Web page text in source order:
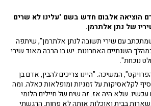
הוציאה אלבום חדש בשם 'עלינו לא שרים
של נתן אלתרמן.
עם שירי תשובה לנתן אלתרמן", שיתפה
השנתיים האחרונות. יש בו הרבה מאוד שירי
נוכחת".
המשיכה. "היינו צריכים להבין, אדם בן
לקלאסיקות על זמניות ומופלאות כאלה. ומה
שלא היה אז. זה שיח של חיילים הלומי
בבית ואוכלות אותה לא פחות. הרגשתי